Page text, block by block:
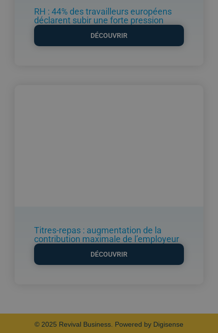
RH : 44% des travailleurs européens
déclarent subir une forte pression
DÉCOUVRIR
Titres-repas : augmentation de la
contribution maximale de l’employeur
DÉCOUVRIR
© 2025 Revival Business. Powered by Digisense